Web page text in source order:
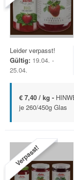
Leider verpasst!
Gültig: 19.04. -
25.04.
€ 7,40 / kg -
je 260/450g Glas
Verpasst!